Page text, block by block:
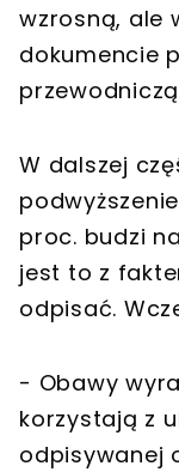
wzrosną, ale
dokumencie
W dalszej
proc. budzi
jest to z
odpisać.
- Obawy
korzystają z
odpisywanej